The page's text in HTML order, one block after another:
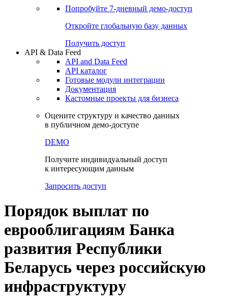
Попробуйте 7-дневный демо-доступ
Откройте глобальную базу данных
Получить доступ
API & Data Feed
API and Data Feed
API каталог
Готовые модули интеграции
Документация
Кастомные проекты для бизнеса
Оцените структуру и качество данных
в публичном демо-доступе
DEMO
Получите индивидуальный доступ
к интересующим данным
Запросить доступ
Порядок выплат по
еврооблигациям Банка
развития Республики
Беларусь через российскую
инфраструктуру